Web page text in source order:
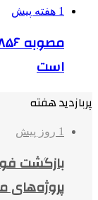
1 هفته پیش
است
پربازدید هفته
1 روز پیش
بازگشت
پروژه‌های